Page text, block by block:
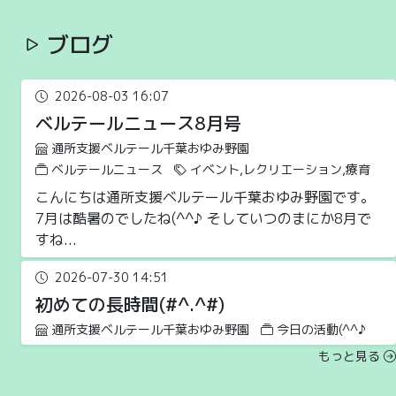
ブログ
2026-08-03 16:07
ベルテールニュース8月号
通所支援ベルテール千葉おゆみ野園
ベルテールニュース
イベント,レクリエーション,療育
こんにちは通所支援ベルテール千葉おゆみ野園です。
7月は酷暑のでしたね(^^♪ そしていつのまにか8月で
すね...
2026-07-30 14:51
初めての長時間(#^.^#)
通所支援ベルテール千葉おゆみ野園
今日の活動(^^♪
もっと見る